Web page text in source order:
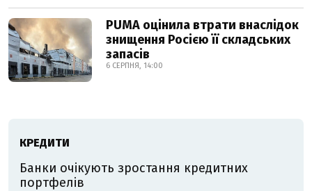
PUMA оцінила втрати внаслідок
знищення Росією її складських
запасів
6 СЕРПНЯ, 14:00
КРЕДИТИ
Банки очікують зростання кредитних
портфелів